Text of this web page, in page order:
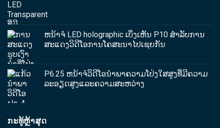
ຫນ້າຈໍ LED holographic ເບິ່ງເຫັນ P10 ສໍາລັບການ
ສະແດງວິດີໂອການໂຄສະນາໄປເຊຍກັນ
P6.25 ຫນ້າຈໍວິດີໂອນໍາພາຄວາມໂປ່ງໃສສູງທີ່ມີຄວາມ
ລະອຽດສູງແລະຄວາມສະຫວ່າງ
ກະ​ທູ້​ຫຼ້າ​ສຸດ